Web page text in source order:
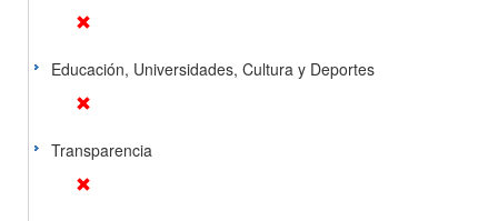
Educación, Universidades, Cultura y Deportes
Transparencia